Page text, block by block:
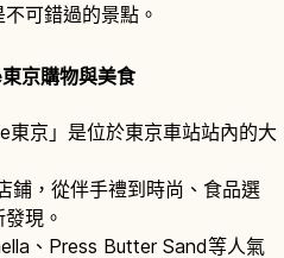
可錯過的景點。
京購物與美食
東京」是位於東京車站站內的大
鋪，從伴手禮到時尚、食品選
現。
、Press Butter Sand等人氣